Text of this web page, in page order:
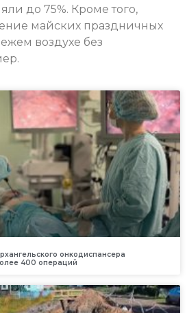
до 75%. Кроме того,
майских праздничных
воздухе без
онкодиспансера
400 операций